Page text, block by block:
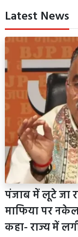
Latest News
पंजाब में लूटे जा
माफिया पर
कहा- राज्य में